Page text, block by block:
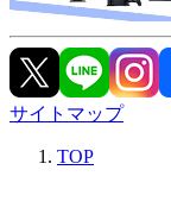
サイトマップ
TOP